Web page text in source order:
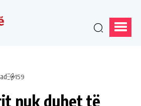
159
nuk duhet të